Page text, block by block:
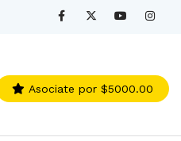
Asociate por $5000.00